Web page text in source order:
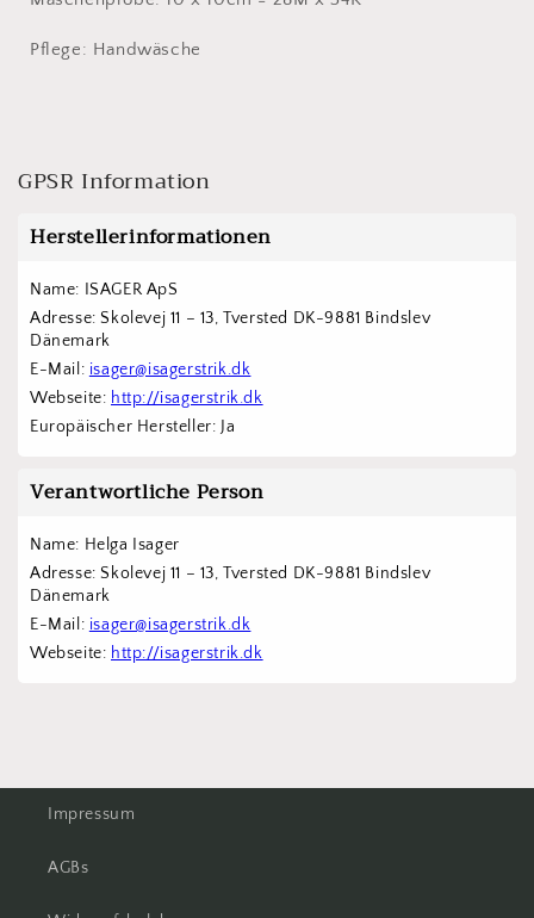
Pflege: Handwäsche
GPSR Information
Herstellerinformationen
Name: ISAGER ApS
Adresse: Skolevej 11 – 13, Tversted DK-9881 Bindslev
Dänemark
E-Mail: isager@isagerstrik.dk
Webseite: http://isagerstrik.dk
Europäischer Hersteller: Ja
Verantwortliche Person
Name: Helga Isager
Adresse: Skolevej 11 – 13, Tversted DK-9881 Bindslev
Dänemark
E-Mail: isager@isagerstrik.dk
Webseite: http://isagerstrik.dk
Impressum
AGBs